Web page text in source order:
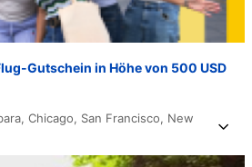
Gutschein in Höhe von 500 USD
Chicago, San Francisco, New